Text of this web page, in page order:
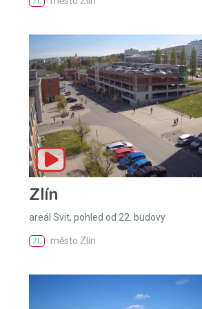
Zlín
areál Svit, pohled od 22. budovy
ZL město Zlín